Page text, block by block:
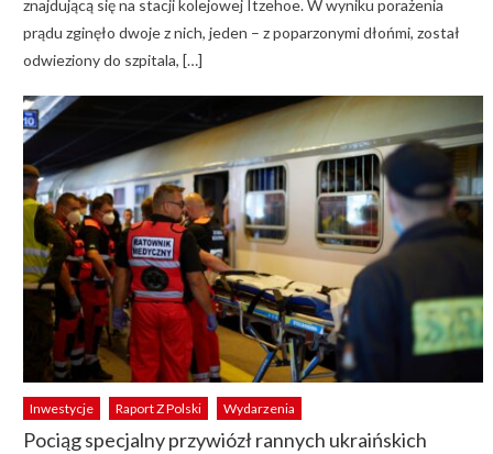
znajdującą się na stacji kolejowej Itzehoe. W wyniku porażenia
prądu zginęło dwoje z nich, jeden – z poparzonymi dłońmi, został
odwieziony do szpitala, […]
Inwestycje Raport Z Polski Wydarzenia
Pociąg specjalny przywiózł rannych ukraińskich